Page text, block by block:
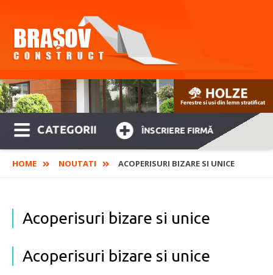
CATEGORII ÎNSCRIERE FIRMĂ
HOME NOUTATI ACOPERISURI BIZARE SI UNICE
Acoperisuri bizare si unice
Acoperisuri bizare si unice